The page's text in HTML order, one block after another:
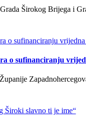
Širokog Brijega i
o sufinanciranju